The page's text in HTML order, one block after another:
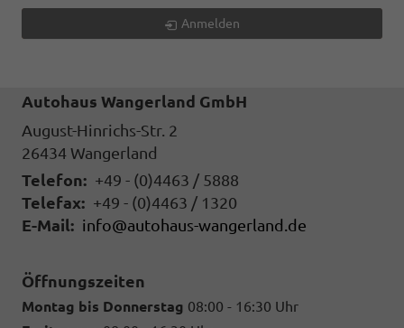
Anmelden
Autohaus Wangerland GmbH
August-Hinrichs-Str. 2
26434 Wangerland
Telefon: +49 - (0)4463 / 5888
Telefax: +49 - (0)4463 / 1320
E-Mail: info@autohaus-wangerland.de
Öffnungszeiten
Montag bis Donnerstag 08:00 - 16:30 Uhr